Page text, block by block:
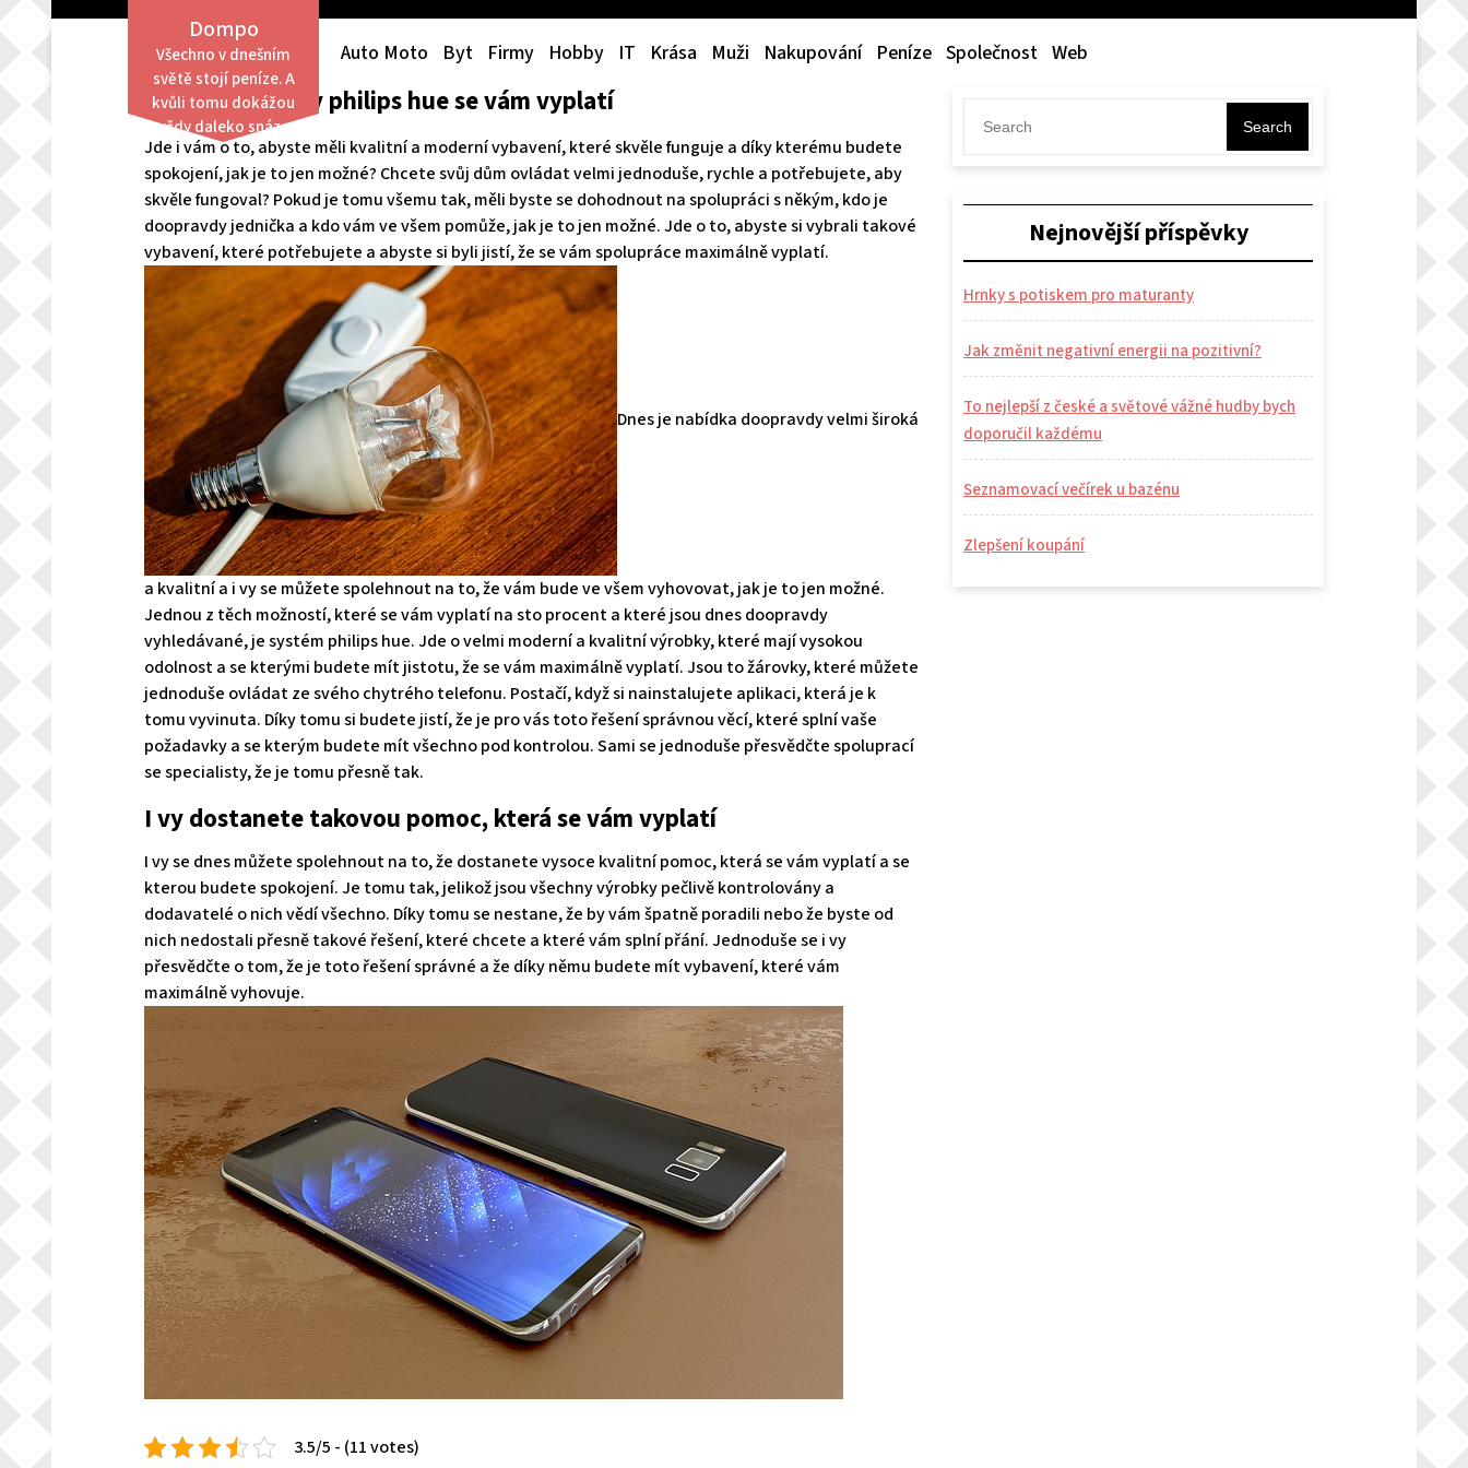
Dompo
Všechno v dnešním
světě stojí peníze. A
kvůli tomu dokážou
vždy daleko snáze
obstát lidé finančně
zajištění než ti,
kterým není po
finanční stránce
přáno.
Auto Moto Byt Firmy Hobby IT Krása Muži Nakupování Peníze Společnost Web
Kvalitní žárovky philips hue se vám vyplatí
Jde i vám o to, abyste měli kvalitní a moderní vybavení, které skvěle funguje a díky kterému budete
spokojení, jak je to jen možné? Chcete svůj dům ovládat velmi jednoduše, rychle a potřebujete, aby
skvěle fungoval? Pokud je tomu všemu tak, měli byste se dohodnout na spolupráci s někým, kdo je
doopravdy jednička a kdo vám ve všem pomůže, jak je to jen možné. Jde o to, abyste si vybrali takové
vybavení, které potřebujete a abyste si byli jistí, že se vám spolupráce maximálně vyplatí.
Dnes je nabídka doopravdy velmi široká
a kvalitní a i vy se můžete spolehnout na to, že vám bude ve všem vyhovovat, jak je to jen možné.
Jednou z těch možností, které se vám vyplatí na sto procent a které jsou dnes doopravdy
vyhledávané, je systém philips hue. Jde o velmi moderní a kvalitní výrobky, které mají vysokou
odolnost a se kterými budete mít jistotu, že se vám maximálně vyplatí. Jsou to žárovky, které můžete
jednoduše ovládat ze svého chytrého telefonu. Postačí, když si nainstalujete aplikaci, která je k
tomu vyvinuta. Díky tomu si budete jistí, že je pro vás toto řešení správnou věcí, které splní vaše
požadavky a se kterým budete mít všechno pod kontrolou. Sami se jednoduše přesvědčte spoluprací
se specialisty, že je tomu přesně tak.
I vy dostanete takovou pomoc, která se vám vyplatí
I vy se dnes můžete spolehnout na to, že dostanete vysoce kvalitní pomoc, která se vám vyplatí a se
kterou budete spokojení. Je tomu tak, jelikož jsou všechny výrobky pečlivě kontrolovány a
dodavatelé o nich vědí všechno. Díky tomu se nestane, že by vám špatně poradili nebo že byste od
nich nedostali přesně takové řešení, které chcete a které vám splní přání. Jednoduše se i vy
přesvědčte o tom, že je toto řešení správné a že díky němu budete mít vybavení, které vám
maximálně vyhovuje.
3.5/5 - (11 votes)
Search
Nejnovější příspěvky
Hrnky s potiskem pro maturanty
Jak změnit negativní energii na pozitivní?
To nejlepší z české a světové vážné hudby bych
doporučil každému
Seznamovací večírek u bazénu
Zlepšení koupání